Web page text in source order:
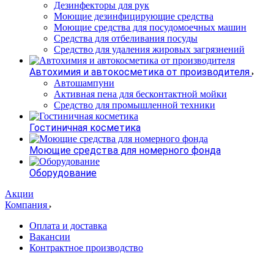
Дезинфекторы для рук
Моющие дезинфицирующие средства
Моющие средства для посудомоечных машин
Средства для отбеливания посуды
Средство для удаления жировых загрязнений
Автохимия и автокосметика от производителя
Автошампуни
Активная пена для бесконтактной мойки
Средство для промышленной техники
Гостиничная косметика
Моющие средства для номерного фонда
Оборудование
Акции
Компания
Оплата и доставка
Вакансии
Контрактное производство